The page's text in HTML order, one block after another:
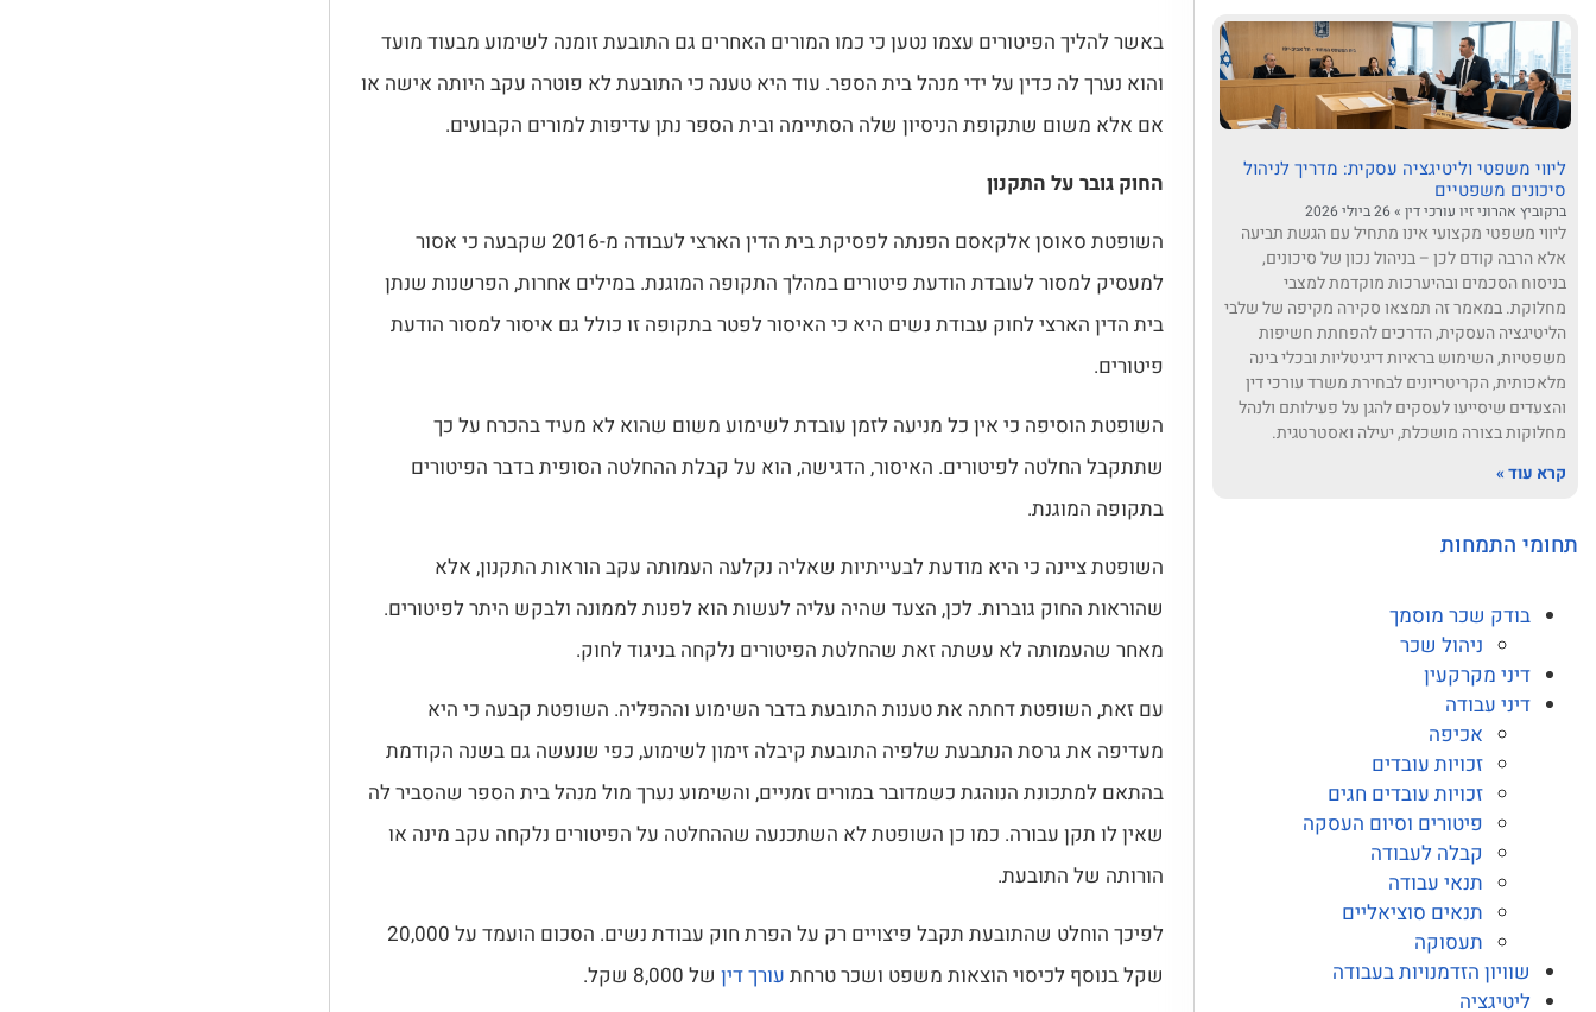
ליווי משפטי וליטיגציה עסקית: מדריך לניהול
סיכונים משפטיים
ברקוביץ אהרוני זיו עורכי דין
ליווי משפטי מקצועי אינו מתחיל עם הגשת תביעה
אלא הרבה קודם לכן – בניהול נכון של סיכונים,
בניסוח הסכמים ובהיערכות מוקדמת למצבי
מחלוקת. במאמר זה תמצאו סקירה מקיפה של שלבי
הליטיגציה העסקית, הדרכים להפחתת חשיפות
משפטיות, השימוש בראיות דיגיטליות ובכלי בינה
מלאכותית, הקריטריונים לבחירת משרד עורכי דין
והצעדים שיסייעו לעסקים להגן על פעילותם ולנהל
מחלוקות בצורה מושכלת, יעילה ואסטרטגית.
קרא עוד »
תחומי התמחות
בודק שכר מוסמך
ניהול שכר
דיני מקרקעין
דיני עבודה
אכיפה
זכויות עובדים
זכויות עובדים חגים
פיטורים וסיום העסקה
קבלה לעבודה
תנאי עבודה
תנאים סוציאליים
תעסוקה
שוויון הזדמנויות בעבודה
ליטיגציה
באשר להליך הפיטורים עצמו נטען כי כמו המורים האחרים גם התובעת זומנה לשימוע מבעוד מועד
והוא נערך לה כדין על ידי מנהל בית הספר. עוד היא טענה כי התובעת לא פוטרה עקב היותה אישה או
אם אלא משום שתקופת הניסיון שלה הסתיימה ובית הספר נתן עדיפות למורים הקבועים.
החוק גובר על התקנון
השופטת סאוסן אלקאסם הפנתה לפסיקת בית הדין הארצי לעבודה מ-2016 שקבעה כי אסור
למעסיק למסור לעובדת הודעת פיטורים במהלך התקופה המוגנת. במילים אחרות, הפרשנות שנתן
בית הדין הארצי לחוק עבודת נשים היא כי האיסור לפטר בתקופה זו כולל גם איסור למסור הודעת
פיטורים.
השופטת הוסיפה כי אין כל מניעה לזמן עובדת לשימוע משום שהוא לא מעיד בהכרח על כך
שתתקבל החלטה לפיטורים. האיסור, הדגישה, הוא על קבלת ההחלטה הסופית בדבר הפיטורים
בתקופה המוגנת.
השופטת ציינה כי היא מודעת לבעייתיות שאליה נקלעה העמותה עקב הוראות התקנון, אלא
שהוראות החוק גוברות. לכן, הצעד שהיה עליה לעשות הוא לפנות לממונה ולבקש היתר לפיטורים.
מאחר שהעמותה לא עשתה זאת שהחלטת הפיטורים נלקחה בניגוד לחוק.
עם זאת, השופטת דחתה את טענות התובעת בדבר השימוע וההפליה. השופטת קבעה כי היא
מעדיפה את גרסת הנתבעת שלפיה התובעת קיבלה זימון לשימוע, כפי שנעשה גם בשנה הקודמת
בהתאם למתכונת הנוהגת כשמדובר במורים זמניים, והשימוע נערך מול מנהל בית הספר שהסביר לה
שאין לו תקן עבורה. כמו כן השופטת לא השתכנעה שההחלטה על הפיטורים נלקחה עקב מינה או
הורותה של התובעת.
לפיכך הוחלט שהתובעת תקבל פיצויים רק על הפרת חוק עבודת נשים. הסכום הועמד על 20,000
שקל בנוסף לכיסוי הוצאות משפט ושכר טרחת עורך דין של 8,000 שקל.